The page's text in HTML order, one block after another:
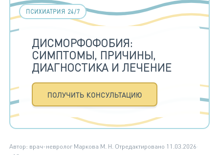
ПСИХИАТРИЯ 24/7
ДИСМОРФОФОБИЯ:
СИМПТОМЫ, ПРИЧИНЫ,
ДИАГНОСТИКА И ЛЕЧЕНИЕ
ПОЛУЧИТЬ КОНСУЛЬТАЦИЮ
Автор: врач-невролог Маркова М. Н. ·Отредактировано 11.03.2026·